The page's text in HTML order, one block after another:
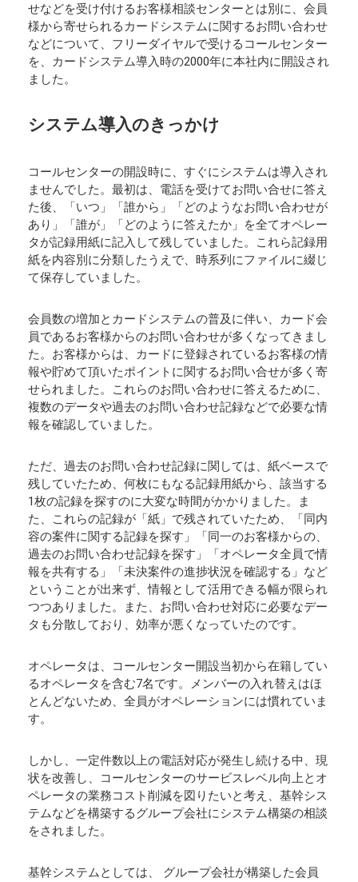
せなどを受け付けるお客様相談センターとは別に、会員
様から寄せられるカードシステムに関するお問い合わせ
などについて、フリーダイヤルで受けるコールセンター
を、カードシステム導入時の2000年に本社内に開設され
ました。
システム導入のきっかけ
コールセンターの開設時に、すぐにシステムは導入され
ませんでした。最初は、電話を受けてお問い合せに答え
た後、「いつ」「誰から」「どのようなお問い合わせが
あり」「誰が」「どのように答えたか」を全てオペレー
タが記録用紙に記入して残していました。これら記録用
紙を内容別に分類したうえで、時系列にファイルに綴じ
て保存していました。
会員数の増加とカードシステムの普及に伴い、カード会
員であるお客様からのお問い合わせが多くなってきまし
た。お客様からは、カードに登録されているお客様の情
報や貯めて頂いたポイントに関するお問い合せが多く寄
せられました。これらのお問い合わせに答えるために、
複数のデータや過去のお問い合わせ記録などで必要な情
報を確認していました。
ただ、過去のお問い合わせ記録に関しては、紙ベースで
残していたため、何枚にもなる記録用紙から、該当する
1枚の記録を探すのに大変な時間がかかりました。ま
た、これらの記録が「紙」で残されていたため、「同内
容の案件に関する記録を探す」「同一のお客様からの、
過去のお問い合わせ記録を探す」「オペレータ全員で情
報を共有する」「未決案件の進捗状況を確認する」など
ということが出来ず、情報として活用できる幅が限られ
つつありました。また、お問い合わせ対応に必要なデー
タも分散しており、効率が悪くなっていたのです。
オペレータは、コールセンター開設当初から在籍してい
るオペレータを含む7名です。メンバーの入れ替えはほ
とんどないため、全員がオペレーションには慣れていま
す。
しかし、一定件数以上の電話対応が発生し続ける中、現
状を改善し、コールセンターのサービスレベル向上とオ
ペレータの業務コスト削減を図りたいと考え、基幹シス
テムなどを構築するグループ会社にシステム構築の相談
をされました。
基幹システムとしては、 グループ会社が構築した会員